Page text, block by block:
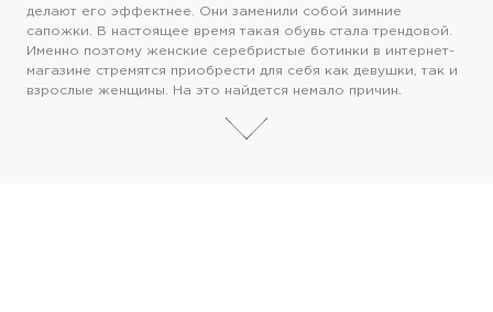
делают его эффектнее. Они заменили собой зимние
сапожки. В настоящее время такая обувь стала трендовой.
Именно поэтому женские серебристые ботинки в интернет-
магазине стремятся приобрести для себя как девушки, так и
взрослые женщины. На это найдется немало причин.